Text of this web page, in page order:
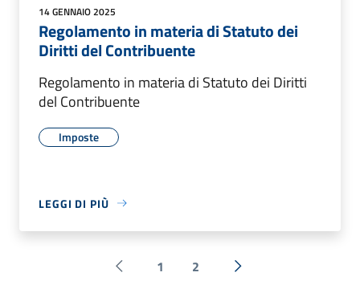
14 GENNAIO 2025
Regolamento in materia di Statuto dei
Diritti del Contribuente
Regolamento in materia di Statuto dei Diritti
del Contribuente
Imposte
LEGGI DI PIÙ
Pagina precedente
1 2 Successiva »